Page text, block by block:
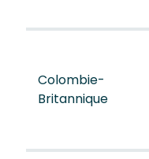
Colombie-
Britannique